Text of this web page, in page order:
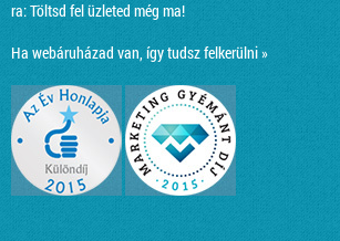
ra:Töltsd fel üzleted még ma!
Ha webáruházad van, így tudsz felkerülni »